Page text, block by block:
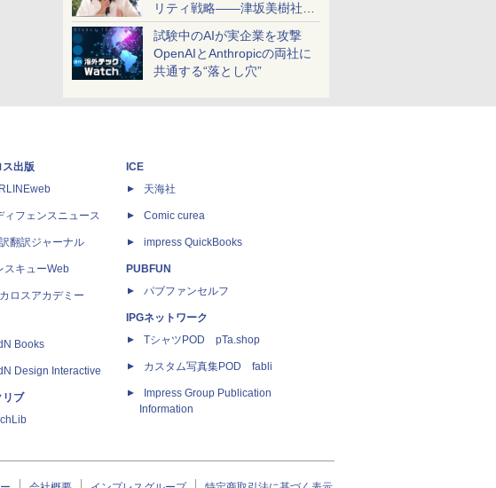
リティ戦略――津坂美樹社長
が2027年度戦略を説明
試験中のAIが実企業を攻撃
OpenAIとAnthropicの両社に
共通する“落とし穴”
ス出版
ィフェンスニュース
翻訳ジャーナル
スキューWeb
ロスアカデミー
Books
Design Interactive
リブ
ICE
天海社
Comic curea
impress QuickBooks
PUBFUN
パブファンセルフ
IPGネットワーク
TシャツPOD pTa.shop
カスタム写真集POD fabli
Impress Group Publication
Information